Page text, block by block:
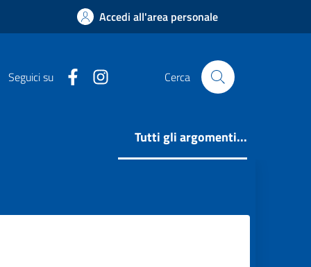
Accedi all'area personale
Seguici su FacebookInstagram Cerca
Tutti gli argomenti...